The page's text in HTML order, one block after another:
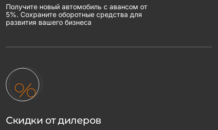
Получите новый автомобиль с авансом от
5%. Сохраните оборотные средства для
развития вашего бизнеса
Скидки от дилеров